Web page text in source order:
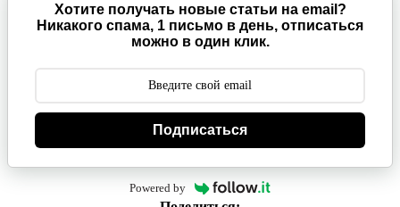
Хотите получать новые статьи на email?
Никакого спама, 1 письмо в день, отписаться
можно в один клик.
Подписаться
Powered by